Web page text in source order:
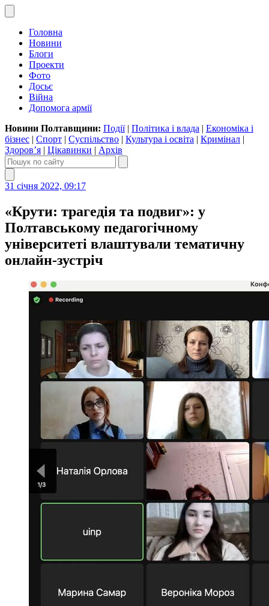
Головна
Новини
Блоги
Проекти
Фото
Досьє
Війна
Допомога армії
Новини Полтавщини: Події| Політика і влада | Економіка і
бізнес | Спорт | Суспільство | Культура і освіта | Кримінал |
Здоров’я | Цікавинки | Архів
31 січня 2022, 09:17
«Крути: трагедія та подвиг»: у
Полтавському педагогічному
університеті влаштували тематичну
онлайн-зустріч